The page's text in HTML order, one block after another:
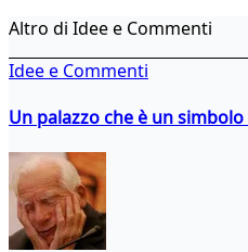
Altro di Idee e Commenti
Idee e Commenti
Un palazzo che è un